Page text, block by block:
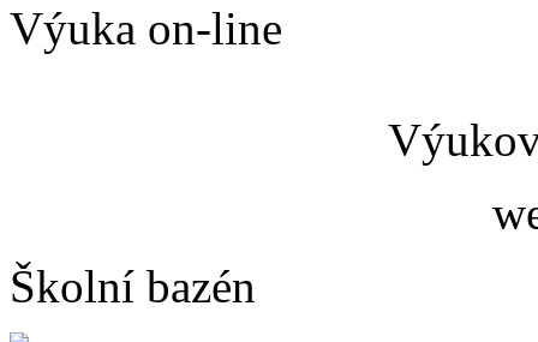
Výuka on-line
Školní bazén